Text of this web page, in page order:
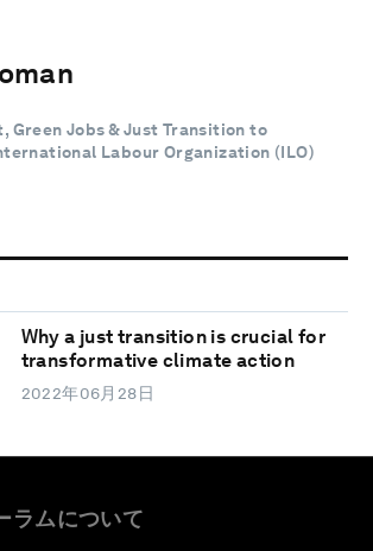
Green Jobs & Just Transition to
Labour Organization (ILO)
Why a just transition is crucial for
transformative climate action
2022年06月28日
ラムについて